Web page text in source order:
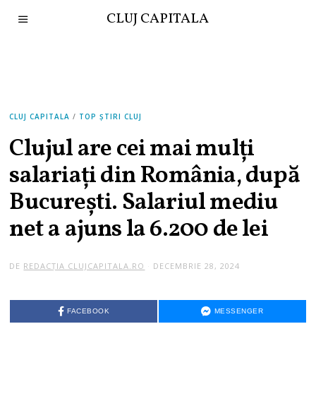
CLUJ CAPITALA
CLUJ CAPITALA / TOP ȘTIRI CLUJ
Clujul are cei mai mulți
salariați din România, după
București. Salariul mediu
net a ajuns la 6.200 de lei
DE REDACȚIA CLUJCAPITALA.RO DECEMBRIE 28, 2024
FACEBOOK MESSENGER